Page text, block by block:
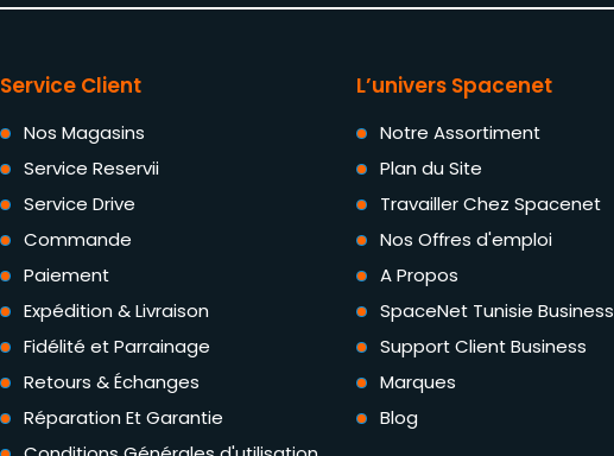
Service Client
Nos Magasins
Service Reservii
Service Drive
Commande
Paiement
Expédition & Livraison
Fidélité et Parrainage
Retours & Échanges
Réparation Et Garantie
L’univers Spacenet
Notre Assortiment
Plan du Site
Travailler Chez Spacenet
Nos Offres d'emploi
A Propos
SpaceNet Tunisie Business
Support Client Business
Marques
Blog